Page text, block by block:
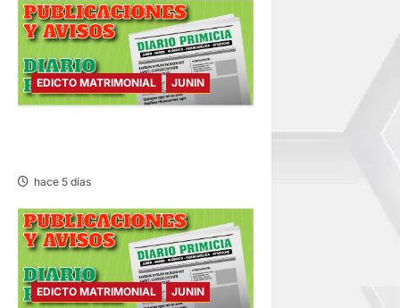
EDICTO MATRIMONIAL JUNIN
hace 5 días
EDICTO MATRIMONIAL JUNIN